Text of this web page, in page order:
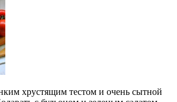
хрустящим тестом и очень сытной